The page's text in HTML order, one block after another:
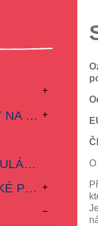
PROČ SE PŘIHLÁSIT NA ČESKOVESKOU ZÁKLADKU?
DOKUMENTY, FORMULÁŘE, ŠVP
ŠKOLNÍ PORADENSKÉ PRACOVIŠTĚ